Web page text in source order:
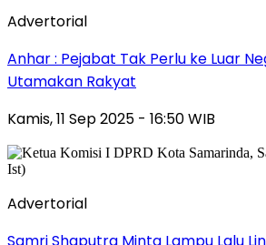
Advertorial
Anhar : Pejabat Tak Perlu ke Luar
Utamakan Rakyat
Kamis, 11 Sep 2025 - 16:50 WIB
Advertorial
Samri Shaputra Minta Lampu Lalu